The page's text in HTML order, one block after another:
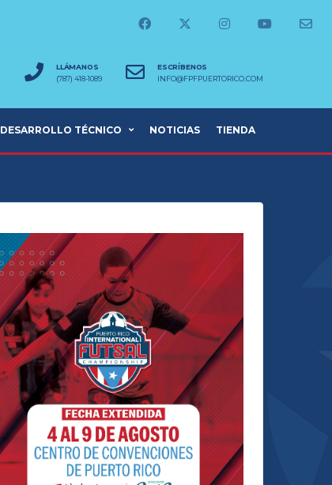
LLÁMANOS
(787) 418-1089
ESCRÍBENOS
INFO@FPFPUERTORICO.COM
DESARROLLO TÉCNICO NOTICIAS TIENDA